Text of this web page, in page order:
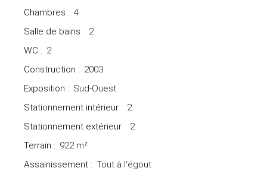
Chambres : 4
Salle de bains : 2
WC : 2
Construction : 2003
Exposition : Sud-Ouest
Stationnement intérieur : 2
Stationnement extérieur : 2
Terrain : 922 m²
Assainissement : Tout à l'égout